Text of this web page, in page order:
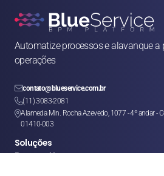
Automatize processos e alavanque a
operações
contato@blueservice.com.br
(11) 3083-2081
Alameda Min. Rocha Azevedo, 1077 - 4º andar -
01410-003
Soluções
Recursos Humanos